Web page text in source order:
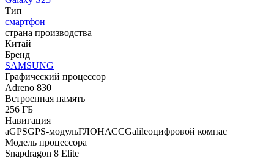
Тип
смартфон
страна производства
Китай
Бренд
SAMSUNG
Графический процессор
Adreno 830
Встроенная память
256 ГБ
Навигация
aGPSGPS-модульГЛОНАССGalileoцифровой компас
Модель процессора
Snapdragon 8 Elite